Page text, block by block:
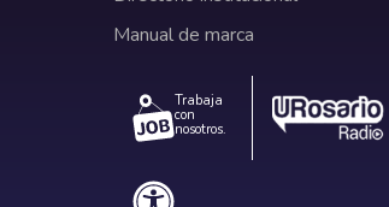
Manual de marca
Trabaja
con
nosotros.